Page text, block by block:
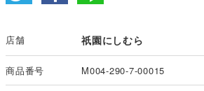
店舗 祇園にしむら
商品番号 M004-290-7-00015